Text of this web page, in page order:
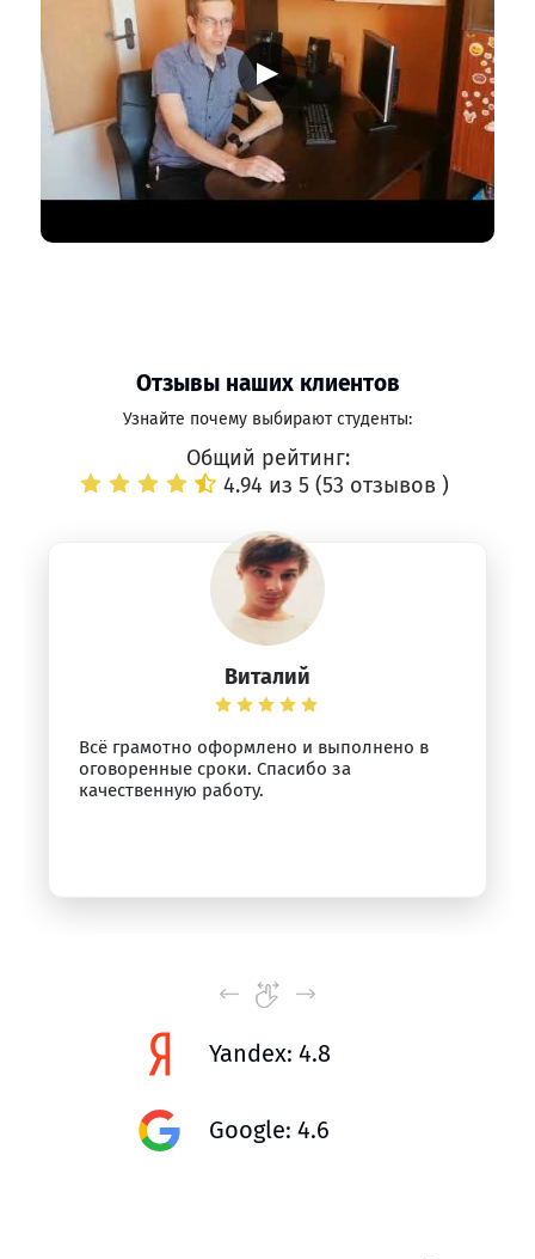
▶
Отзывы наших клиентов
Узнайте почему выбирают студенты:
Общий рейтинг:
4.94 из 5 (53 отзывов )
Виталий
Всё грамотно оформлено и выполнено в
оговоренные сроки. Спасибо за
качественную работу.
Yandex: 4.8
Google: 4.6